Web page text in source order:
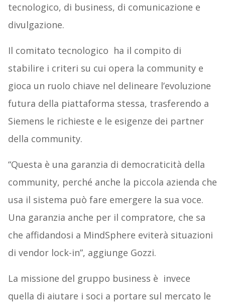
tecnologico, di business, di comunicazione e
divulgazione.
Il comitato tecnologico ha il compito di
stabilire i criteri su cui opera la community e
gioca un ruolo chiave nel delineare l’evoluzione
futura della piattaforma stessa, trasferendo a
Siemens le richieste e le esigenze dei partner
della community.
“Questa è una garanzia di democraticità della
community, perché anche la piccola azienda che
usa il sistema può fare emergere la sua voce.
Una garanzia anche per il compratore, che sa
che affidandosi a MindSphere eviterà situazioni
di vendor lock-in”, aggiunge Gozzi.
La missione del gruppo business è invece
quella di aiutare i soci a portare sul mercato le